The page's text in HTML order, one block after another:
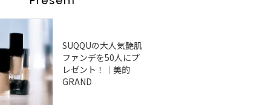
SUQQUの大人気艶肌
ファンデを50人にプ
レゼント！｜美的
GRAND